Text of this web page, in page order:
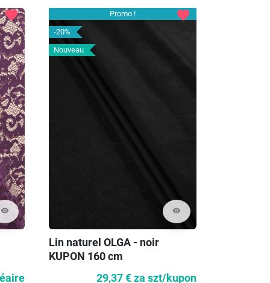
visibility
favorite
Promo !
-20%
Nouveau
visibility
favorite
Lin naturel OLGA - noir
KUPON 160 cm
29,37 €za szt/kupon